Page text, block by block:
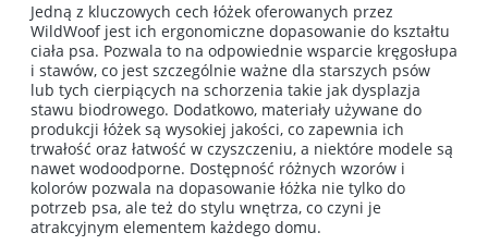
Jedną z kluczowych cech łóżek oferowanych przez
WildWoof jest ich ergonomiczne dopasowanie do kształtu
ciała psa. Pozwala to na odpowiednie wsparcie kręgosłupa
i stawów, co jest szczególnie ważne dla starszych psów
lub tych cierpiących na schorzenia takie jak dysplazja
stawu biodrowego. Dodatkowo, materiały używane do
produkcji łóżek są wysokiej jakości, co zapewnia ich
trwałość oraz łatwość w czyszczeniu, a niektóre modele są
nawet wodoodporne. Dostępność różnych wzorów i
kolorów pozwala na dopasowanie łóżka nie tylko do
potrzeb psa, ale też do stylu wnętrza, co czyni je
atrakcyjnym elementem każdego domu.